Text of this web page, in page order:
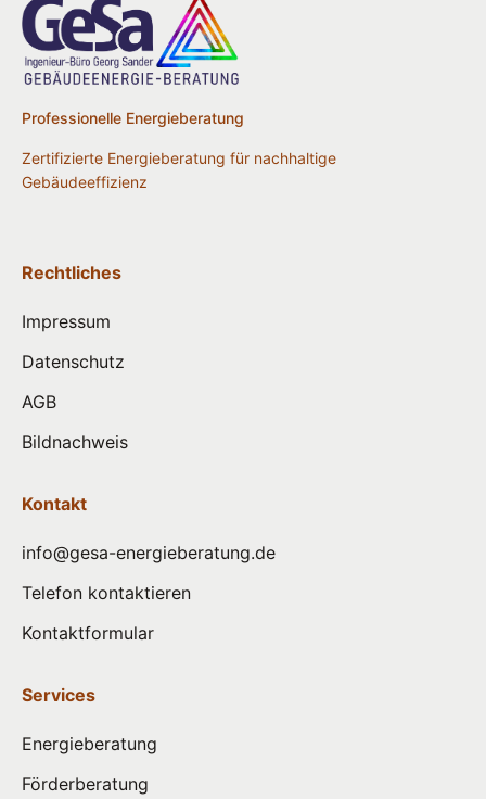
Professionelle Energieberatung
Zertifizierte Energieberatung für nachhaltige
Gebäudeeffizienz
Rechtliches
Impressum
Datenschutz
AGB
Bildnachweis
Kontakt
info@gesa-energieberatung.de
Telefon kontaktieren
Kontaktformular
Services
Energieberatung
Förderberatung